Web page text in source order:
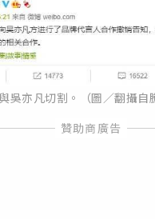
吳亦凡切割。（圖／翻攝自